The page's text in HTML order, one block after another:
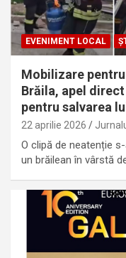
EVENIMENT LOCAL
Mobilizare
Brăila, apel
pentru salvarea
22 aprilie 2026
O clipă de neatenție
un brăilean în vârstă